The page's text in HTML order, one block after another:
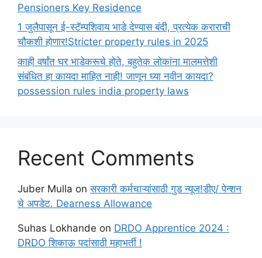
Pensioners Key Residence
1 जुलैपासून ई-स्टॅम्पशिवाय भाडे देण्यास बंदी, प्रत्येक कराराची
चौकशी होणार!Stricter property rules in 2025
काही वर्षांत घर भाडेकरूचे होते, बहुतेक लोकांना मालमत्तेशी
संबंधित हा कायदा माहित नाही! जाणून घ्या नवीन कायदा?
possession rules india property laws
Recent Comments
Juber Mulla onसरकारी कर्मचाऱ्यांसाठी गुड न्यूज!डीए/ पेन्शन
चे अपडेट. Dearness Allowance
Suhas Lokhande on DRDO Apprentice 2024 :
DRDO शिकाऊ पदांसाठी महाभर्ती !